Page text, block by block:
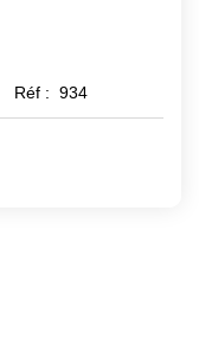
Réf : 934